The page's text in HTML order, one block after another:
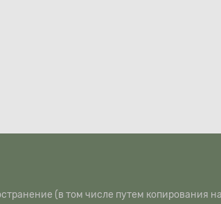
(в том числе путем копирования